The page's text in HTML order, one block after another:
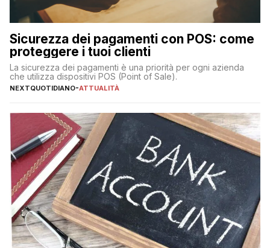
Sicurezza dei pagamenti con POS: come
proteggere i tuoi clienti
La sicurezza dei pagamenti è una priorità per ogni azienda
che utilizza dispositivi POS (Point of Sale).
NEXTQUOTIDIANO-ATTUALITÀ